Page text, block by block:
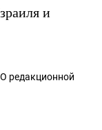
и
О редакционной